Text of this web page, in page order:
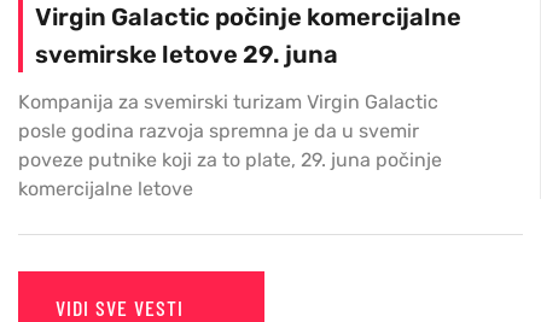
Virgin Galactic počinje komercijalne
svemirske letove 29. juna
Kompanija za svemirski turizam Virgin Galactic
posle godina razvoja spremna je da u svemir
poveze putnike koji za to plate, 29. juna počinje
komercijalne letove
VIDI SVE VESTI